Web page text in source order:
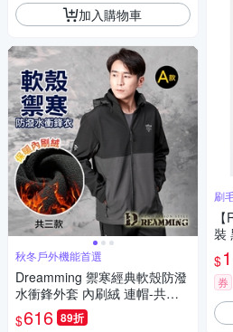
加入購物車
秋冬戶外機能首選
Dreamming 禦寒經典軟殼防潑
水衝鋒外套 內刷絨 連帽-共三
款
$616 89折
刷
裝
$
券